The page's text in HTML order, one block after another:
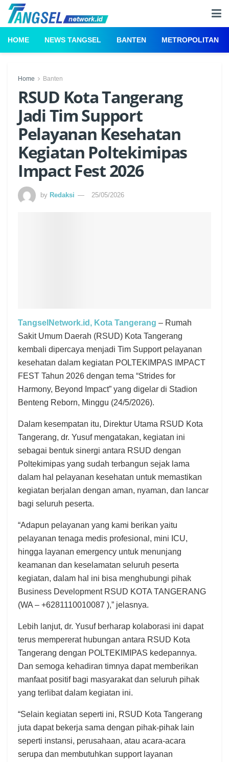
HOME NEWS TANGSEL BANTEN METROPOLITAN
Home Banten
RSUD Kota Tangerang
Jadi Tim Support
Pelayanan Kesehatan
Kegiatan Poltekimipas
Impact Fest 2026
by Redaksi 25/05/2026
TangselNetwork.id, Kota Tangerang – Rumah
Sakit Umum Daerah (RSUD) Kota Tangerang
kembali dipercaya menjadi Tim Support pelayanan
kesehatan dalam kegiatan POLTEKIMPAS IMPACT
FEST Tahun 2026 dengan tema “Strides for
Harmony, Beyond Impact” yang digelar di Stadion
Benteng Reborn, Minggu (24/5/2026).
Dalam kesempatan itu, Direktur Utama RSUD Kota
Tangerang, dr. Yusuf mengatakan, kegiatan ini
sebagai bentuk sinergi antara RSUD dengan
Poltekimipas yang sudah terbangun sejak lama
dalam hal pelayanan kesehatan untuk memastikan
kegiatan berjalan dengan aman, nyaman, dan lancar
bagi seluruh peserta.
“Adapun pelayanan yang kami berikan yaitu
pelayanan tenaga medis profesional, mini ICU,
hingga layanan emergency untuk menunjang
keamanan dan keselamatan seluruh peserta
kegiatan, dalam hal ini bisa menghubungi pihak
Business Development RSUD KOTA TANGERANG
(WA – +6281110010087 ),” jelasnya.
Lebih lanjut, dr. Yusuf berharap kolaborasi ini dapat
terus mempererat hubungan antara RSUD Kota
Tangerang dengan POLTEKIMIPAS kedepannya.
Dan semoga kehadiran timnya dapat memberikan
manfaat positif bagi masyarakat dan seluruh pihak
yang terlibat dalam kegiatan ini.
“Selain kegiatan seperti ini, RSUD Kota Tangerang
juta dapat bekerja sama dengan pihak-pihak lain
seperti instansi, perusahaan, atau acara-acara
serupa dan membutuhkan support layanan